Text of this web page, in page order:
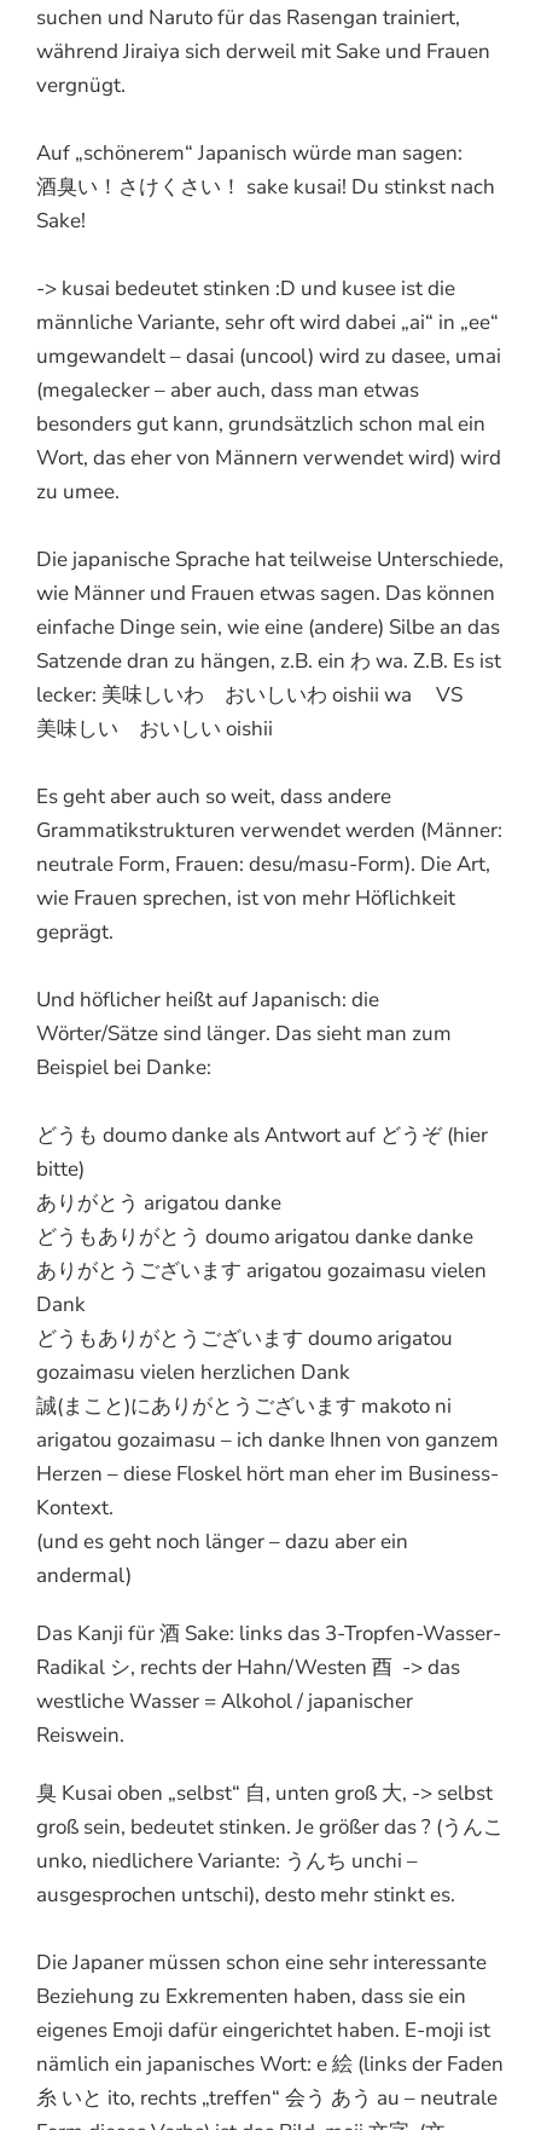
suchen und Naruto für das Rasengan trainiert,
während Jiraiya sich derweil mit Sake und Frauen
vergnügt.
Auf „schönerem“ Japanisch würde man sagen:
酒臭い！さけくさい！ sake kusai! Du stinkst nach
Sake!
-> kusai bedeutet stinken :D und kusee ist die
männliche Variante, sehr oft wird dabei „ai“ in „ee“
umgewandelt – dasai (uncool) wird zu dasee, umai
(megalecker – aber auch, dass man etwas
besonders gut kann, grundsätzlich schon mal ein
Wort, das eher von Männern verwendet wird) wird
zu umee.
Die japanische Sprache hat teilweise Unterschiede,
wie Männer und Frauen etwas sagen. Das können
einfache Dinge sein, wie eine (andere) Silbe an das
Satzende dran zu hängen, z.B. ein わ wa. Z.B. Es ist
lecker: 美味しいわ おいしいわ oishii wa VS
美味しい おいしい oishii
Es geht aber auch so weit, dass andere
Grammatikstrukturen verwendet werden (Männer:
neutrale Form, Frauen: desu/masu-Form). Die Art,
wie Frauen sprechen, ist von mehr Höflichkeit
geprägt.
Und höflicher heißt auf Japanisch: die
Wörter/Sätze sind länger. Das sieht man zum
Beispiel bei Danke:
どうも doumo danke als Antwort auf どうぞ (hier
bitte)
ありがとう arigatou danke
どうもありがとう doumo arigatou danke danke
ありがとうございます arigatou gozaimasu vielen
Dank
どうもありがとうございます doumo arigatou
gozaimasu vielen herzlichen Dank
誠(まこと)にありがとうございます makoto ni
arigatou gozaimasu – ich danke Ihnen von ganzem
Herzen – diese Floskel hört man eher im Business-
Kontext.
(und es geht noch länger – dazu aber ein
andermal)
Das Kanji für 酒 Sake: links das 3-Tropfen-Wasser-
Radikal シ, rechts der Hahn/Westen 酉 -> das
westliche Wasser = Alkohol / japanischer
Reiswein.
臭 Kusai oben „selbst“ 自, unten groß 大, -> selbst
groß sein, bedeutet stinken. Je größer das ? (うんこ
unko, niedlichere Variante: うんち unchi –
ausgesprochen untschi), desto mehr stinkt es.
Die Japaner müssen schon eine sehr interessante
Beziehung zu Exkrementen haben, dass sie ein
eigenes Emoji dafür eingerichtet haben. E-moji ist
nämlich ein japanisches Wort: e 絵 (links der Faden
糸 いと ito, rechts „treffen“ 会う あう au – neutrale